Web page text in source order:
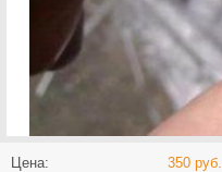
Цена: 350 руб.